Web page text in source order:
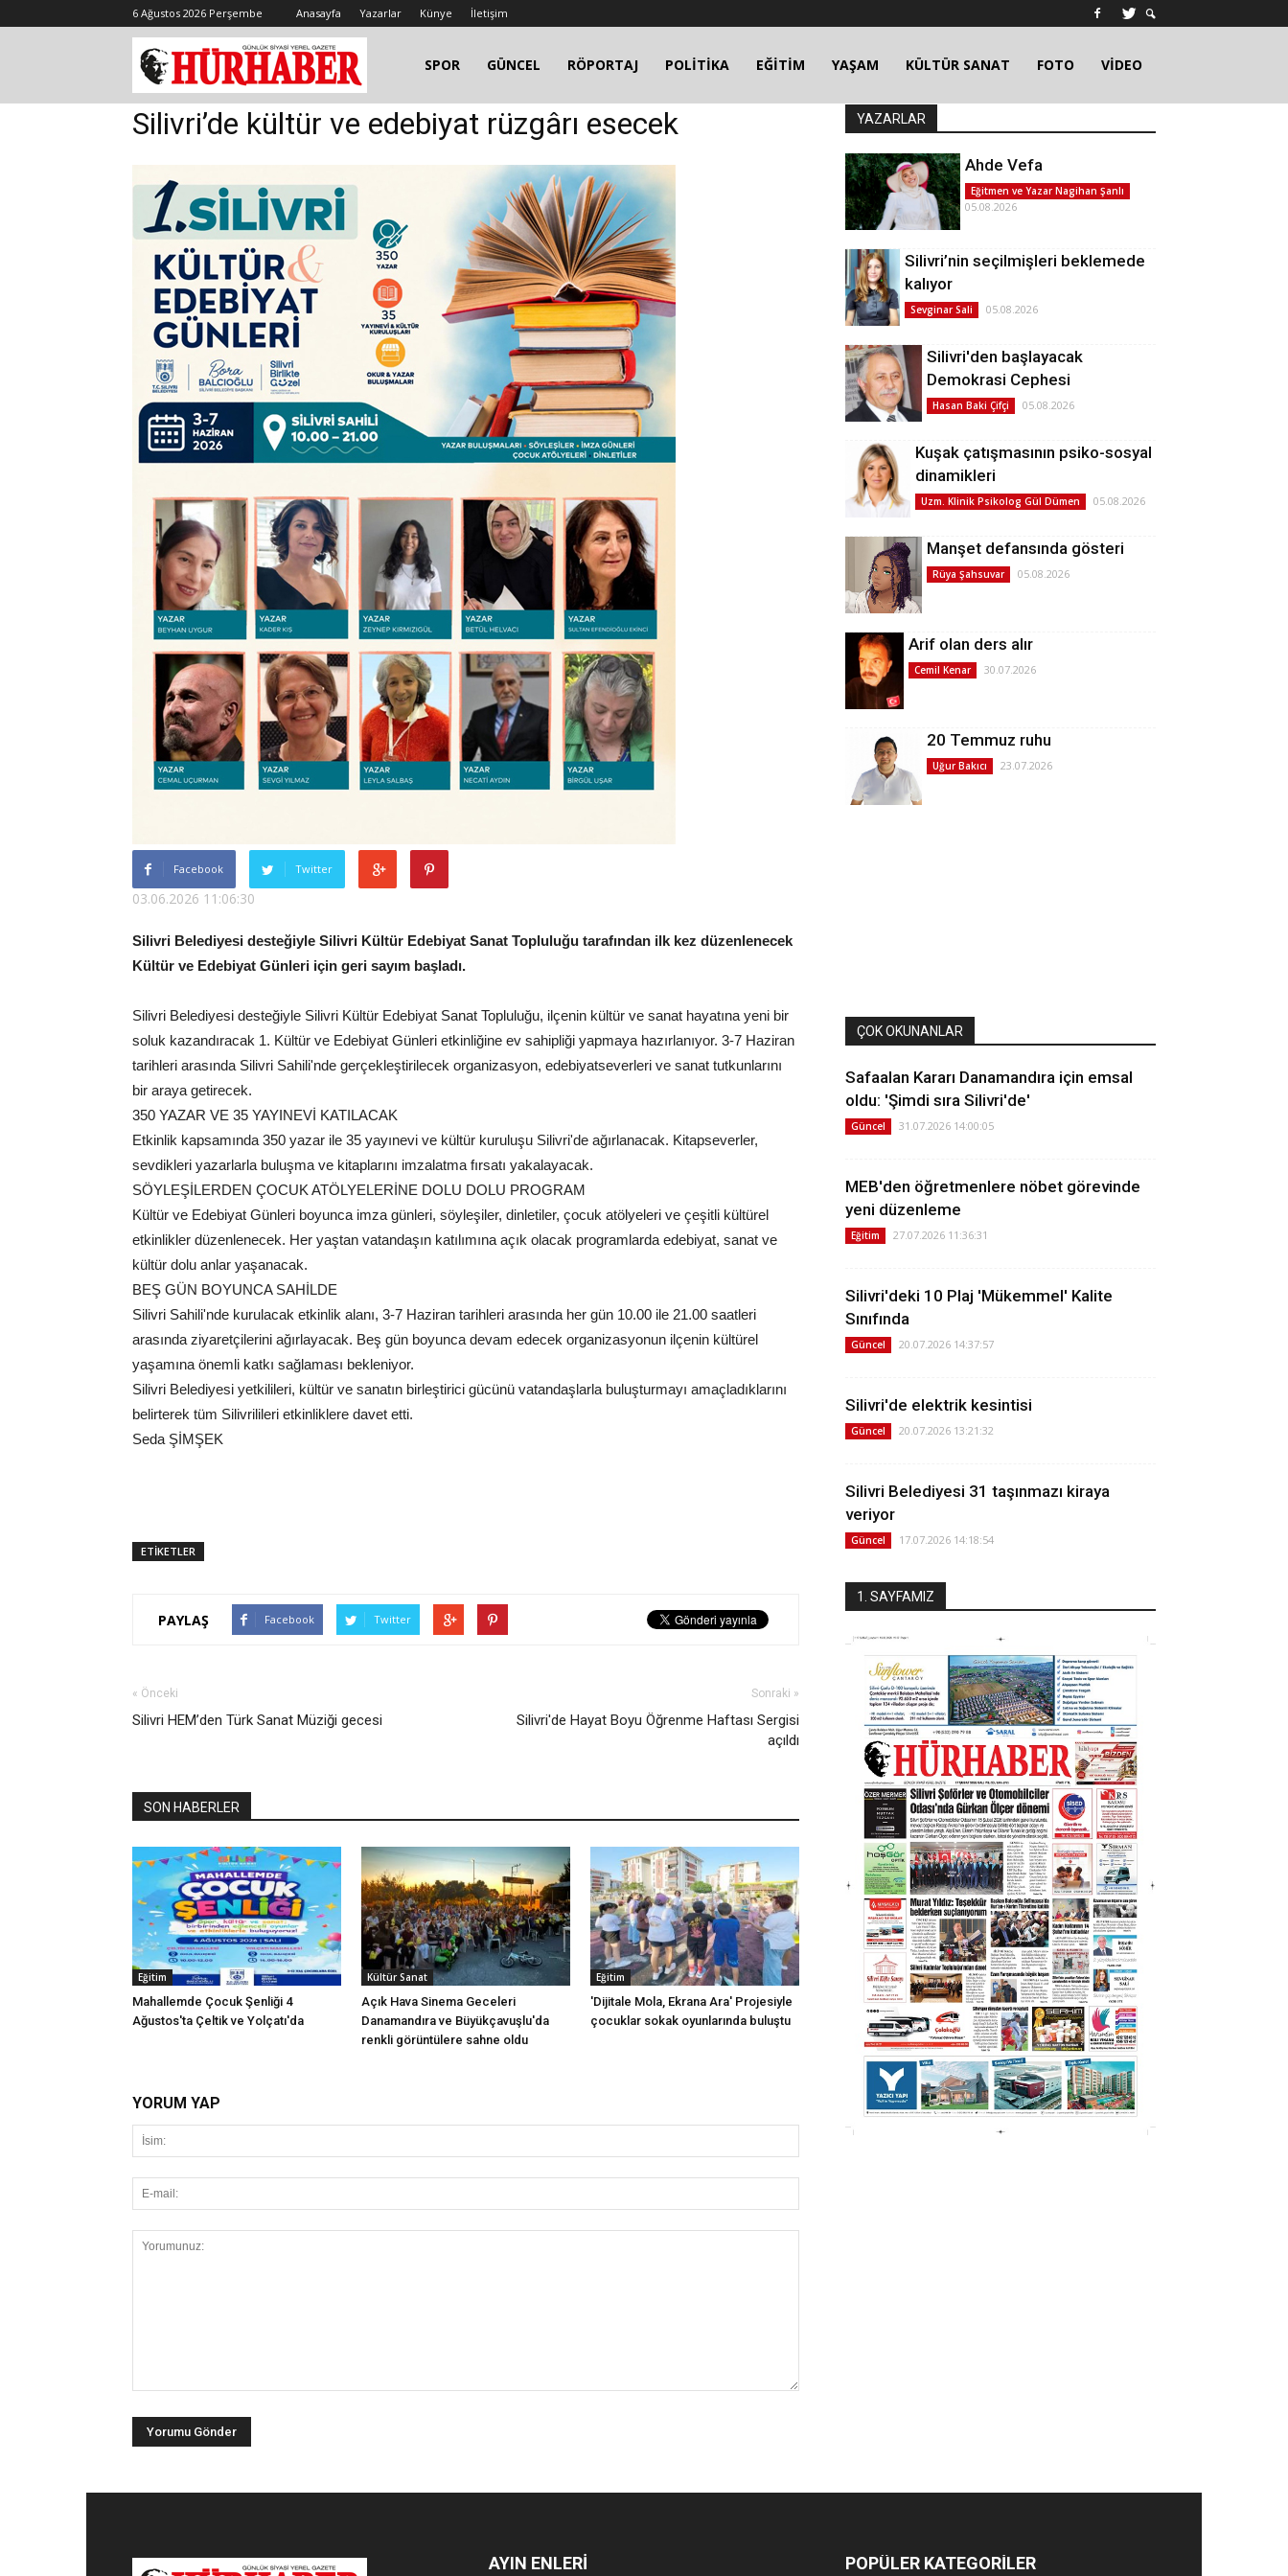
6 Ağustos 2026 Perşembe Anasayfa Yazarlar Künye İletişim
SPOR GÜNCEL RÖPORTAJ POLİTİKA EĞİTİM YAŞAM KÜLTÜR SANAT FOTO VİDEO
Silivri’de kültür ve edebiyat rüzgârı esecek
Facebook Twitter
03.06.2026 11:06:30
Silivri Belediyesi desteğiyle Silivri Kültür Edebiyat Sanat Topluluğu tarafından ilk kez düzenlenecek
Kültür ve Edebiyat Günleri için geri sayım başladı.
Silivri Belediyesi desteğiyle Silivri Kültür Edebiyat Sanat Topluluğu, ilçenin kültür ve sanat hayatına yeni bir
soluk kazandıracak 1. Kültür ve Edebiyat Günleri etkinliğine ev sahipliği yapmaya hazırlanıyor. 3-7 Haziran
tarihleri arasında Silivri Sahili'nde gerçekleştirilecek organizasyon, edebiyatseverleri ve sanat tutkunlarını
bir araya getirecek.
350 YAZAR VE 35 YAYINEVİ KATILACAK
Etkinlik kapsamında 350 yazar ile 35 yayınevi ve kültür kuruluşu Silivri'de ağırlanacak. Kitapseverler,
sevdikleri yazarlarla buluşma ve kitaplarını imzalatma fırsatı yakalayacak.
SÖYLEŞİLERDEN ÇOCUK ATÖLYELERİNE DOLU DOLU PROGRAM
Kültür ve Edebiyat Günleri boyunca imza günleri, söyleşiler, dinletiler, çocuk atölyeleri ve çeşitli kültürel
etkinlikler düzenlenecek. Her yaştan vatandaşın katılımına açık olacak programlarda edebiyat, sanat ve
kültür dolu anlar yaşanacak.
BEŞ GÜN BOYUNCA SAHİLDE
Silivri Sahili'nde kurulacak etkinlik alanı, 3-7 Haziran tarihleri arasında her gün 10.00 ile 21.00 saatleri
arasında ziyaretçilerini ağırlayacak. Beş gün boyunca devam edecek organizasyonun ilçenin kültürel
yaşamına önemli katkı sağlaması bekleniyor.
Silivri Belediyesi yetkilileri, kültür ve sanatın birleştirici gücünü vatandaşlarla buluşturmayı amaçladıklarını
belirterek tüm Silivrilileri etkinliklere davet etti.
Seda ŞİMŞEK
ETİKETLER
PAYLAŞ Facebook Twitter
« Önceki
Silivri HEM’den Türk Sanat Müziği gecesi
Sonraki »
Silivri'de Hayat Boyu Öğrenme Haftası Sergisi
açıldı
SON HABERLER
Eğitim
Mahallemde Çocuk Şenliği 4
Ağustos'ta Çeltik ve Yolçatı'da
Kültür Sanat
Açık Hava Sinema Geceleri
Danamandıra ve Büyükçavuşlu'da
renkli görüntülere sahne oldu
Eğitim
'Dijitale Mola, Ekrana Ara' Projesiyle
çocuklar sokak oyunlarında buluştu
YORUM YAP
YAZARLAR
Ahde Vefa
Eğitmen ve Yazar Nagihan Şanlı
05.08.2026
Silivri’nin seçilmişleri beklemede
kalıyor
Sevginar Sali 05.08.2026
Silivri'den başlayacak
Demokrasi Cephesi
Hasan Baki Çifçi 05.08.2026
Kuşak çatışmasının psiko-sosyal
dinamikleri
Uzm. Klinik Psikolog Gül Dümen 05.08.2026
Manşet defansında gösteri
Rüya Şahsuvar 05.08.2026
Arif olan ders alır
Cemil Kenar 30.07.2026
20 Temmuz ruhu
Uğur Bakıcı 23.07.2026
ÇOK OKUNANLAR
Safaalan Kararı Danamandıra için emsal
oldu: 'Şimdi sıra Silivri'de'
Güncel 31.07.2026 14:00:05
MEB'den öğretmenlere nöbet görevinde
yeni düzenleme
Eğitim 27.07.2026 11:36:31
Silivri'deki 10 Plaj 'Mükemmel' Kalite
Sınıfında
Güncel 20.07.2026 14:37:57
Silivri'de elektrik kesintisi
Güncel 20.07.2026 13:21:32
Silivri Belediyesi 31 taşınmazı kiraya
veriyor
Güncel 17.07.2026 14:18:54
1. SAYFAMIZ
AYIN ENLERİ POPÜLER KATEGORİLER